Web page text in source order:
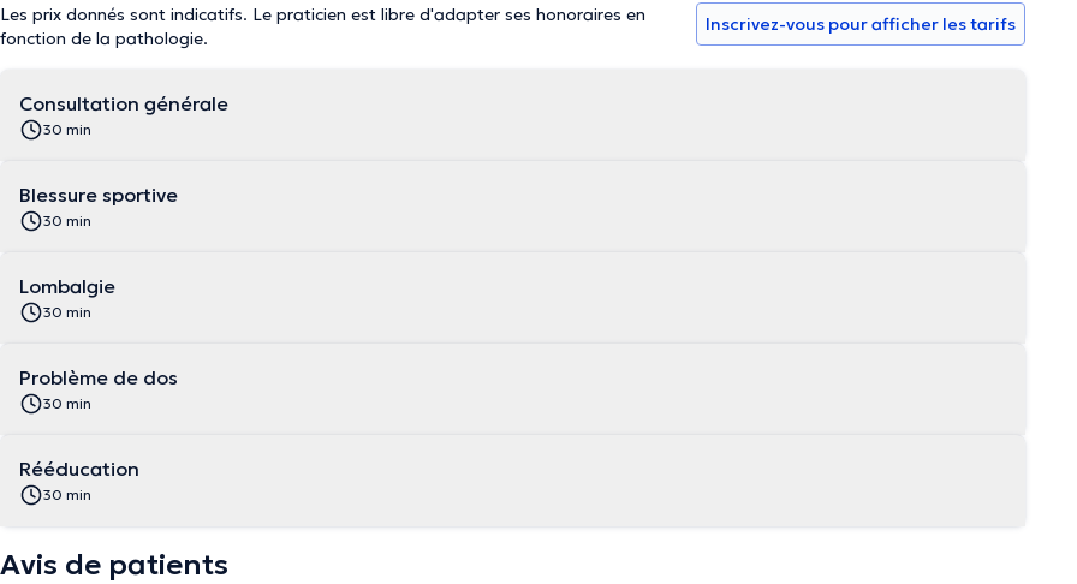
Les prix donnés sont indicatifs. Le praticien est libre d'adapter ses honoraires en
fonction de la pathologie.
Inscrivez-vous pour afficher les tarifs
Consultation générale
30 min
Blessure sportive
30 min
Lombalgie
30 min
Problème de dos
30 min
Rééducation
30 min
Avis de patients